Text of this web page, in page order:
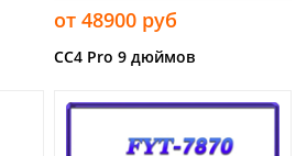
от 48900 руб
CC4 Pro 9 дюймов